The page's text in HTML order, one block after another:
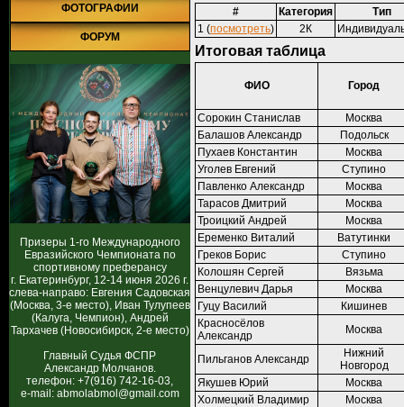
ФОТОГРАФИИ
ФОРУМ
Призеры 1-го Международного
Евразийского Чемпионата по
спортивному преферансу
г. Екатеринбург, 12-14 июня 2026 г.
слева-направо: Евгения Садовская
(Москва, 3-е место), Иван Тулупеев
(Калуга, Чемпион), Андрей
Тархачев (Новосибирск, 2-е место)
Главный Судья ФСПР
Александр Молчанов.
телефон: +7(916) 742-16-03,
e-mail: abmolabmol@gmail.com
# Категория
Тип
1 (посмотреть) 2К
Итоговая таблица
ФИО Город
Сорокин Станислав
Москва
Балашов Александр
Подольск
Пухаев Константин
Москва
Уголев Евгений
Ступино
Павленко Александр
Москва
Тарасов Дмитрий
Москва
Троицкий Андрей
Москва
Еременко Виталий
Ватутинки
Греков Борис
Ступино
Колошян Сергей
Вязьма
Венцулевич Дарья
Москва
Гуцу Василий
Кишинев
Красносёлов
Александр
Москва
Пильганов Александр
Нижний
Новгород
Якушев Юрий
Москва
Холмецкий Владимир
Москва